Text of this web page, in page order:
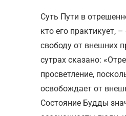
Суть Пути в
кто его практикует, –
свободу от внешних
сутрах сказано:
просветление,
освобождает от
Состояние Будды